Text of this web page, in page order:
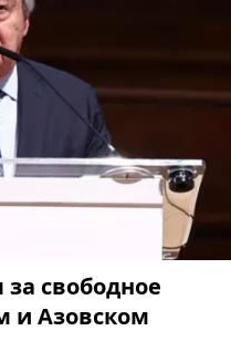
свободное
и Азовском